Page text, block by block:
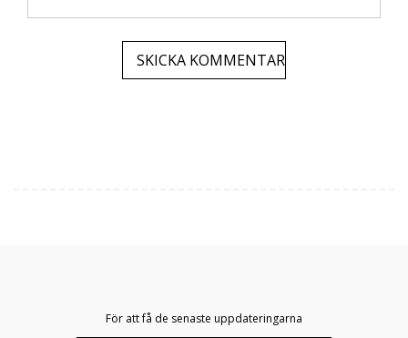
För att få de senaste uppdateringarna